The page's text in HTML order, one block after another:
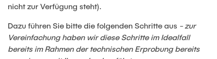
nicht zur Verfügung steht).
Dazu führen Sie bitte die folgenden Schritte aus - zur
Vereinfachung haben wir diese Schritte im Idealfall
bereits im Rahmen der technischen Erprobung bereits